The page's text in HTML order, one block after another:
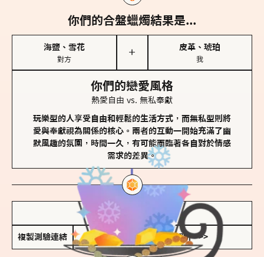
你們的合盤蠟燭結果是...
海鹽、雪花
對方
＋
皮革、琥珀
我
你們的戀愛風格
熱愛自由 vs. 無私奉獻
玩樂型的人享受自由和輕鬆的生活方式，而無私型則將
愛與奉獻視為關係的核心。兩者的互動一開始充滿了幽
默風趣的氛圍，時間一久，有可能面臨著各自對於情感
需求的差異。
儲存我的結果圖
複製測驗連結 查看香氛類型全解析 >>>